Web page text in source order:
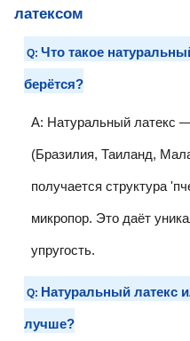
латексом
Q:Что такое
берётся?
A: Натуральный латекс —
(Бразилия, Таиланд,
получается структура
микропор. Это даёт
упругость.
Q: Натуральный латекс
лучше?